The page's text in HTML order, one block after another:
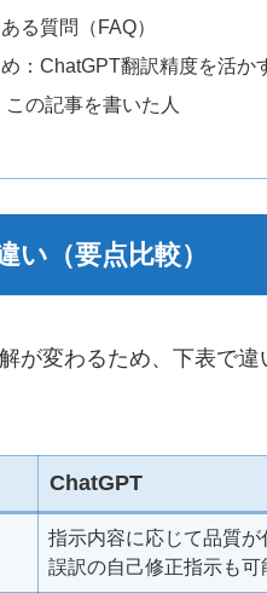
る質問（FAQ）
め：ChatGPT翻訳精度を活か
この記事を書いた人
い（要点比較）
が変わるため、下表で
ChatGPT
指示内容に応じて品質が
誤訳の自己修正指示も可